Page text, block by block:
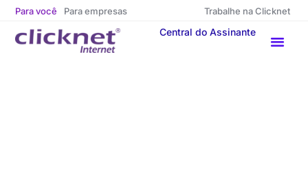
Para você Para empresas Trabalhe na Clicknet
Central do Assinante